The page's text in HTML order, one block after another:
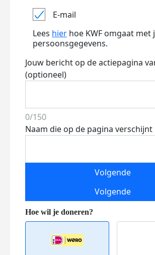
E-mail
Lees hier hoe KWF omgaat met
persoonsgegevens.
Jouw bericht op de actiepagina
(optioneel)
0/150
Naam die op de pagina verschijnt
Volgende
Volgende